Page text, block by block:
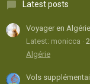
Latest posts
Voyager en
Latest: monicca
Algérie
Vols